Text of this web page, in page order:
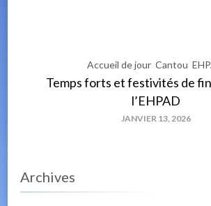
Accueil de jour Cantou
Temps forts et festivités de fin
l’EHPAD
JANVIER 13, 2026
Archives